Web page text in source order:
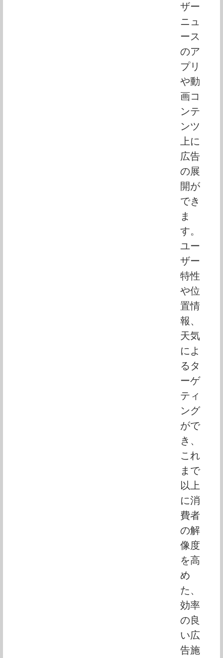
ザー
ニュ
ース
のア
プリ
や動
画コ
ンテ
ンツ
上に
広告
の展
開が
でき
ま
す。
ユー
ザー
特性
や位
置情
報、
天気
によ
るタ
ーゲ
ティ
ング
がで
き、
これ
まで
以上
に消
費者
の解
像度
を高
め
た、
効率
の良
い広
告施